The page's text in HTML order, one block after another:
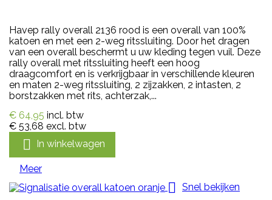
Havep rally overall 2136 rood is een overall van 100%
katoen en met een 2-weg ritssluiting. Door het dragen
van een overall beschermt u uw kleding tegen vuil. Deze
rally overall met ritssluiting heeft een hoog
draagcomfort en is verkrijgbaar in verschillende kleuren
en maten 2-weg ritssluiting, 2 zijzakken, 2 intasten, 2
borstzakken met rits, achterzak,...
€ 64,95 incl. btw
€ 53,68 excl. btw
 In winkelwagen
Meer
 Snel bekijken